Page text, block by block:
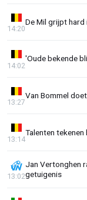
De Mil grijpt hard
14:20
'Oude bekende
14:02
Van Bommel
13:27
Talenten
13:14
Jan Vertonghen
getuigenis
13:02